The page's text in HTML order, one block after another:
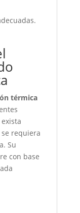
térmica
requiera
Su
con base